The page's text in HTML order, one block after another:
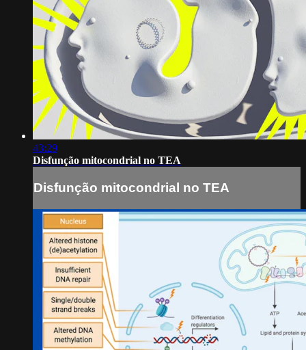
43:29
Disfunção mitocondrial no TEA
Disfunção mitocondrial no TEA